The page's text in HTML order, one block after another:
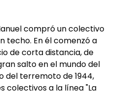
compró un colectivo
techo. En él comenzó a
de corta distancia, de
salto en el mundo del
del terremoto de 1944,
colectivos a la línea "La